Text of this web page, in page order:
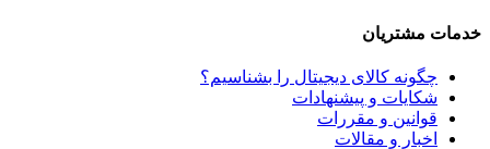
خدمات مشتریان
چگونه کالای دیجیتال را بشناسیم؟
شکایات و پیشنهادات
قوانین و مقررات
اخبار و مقالات